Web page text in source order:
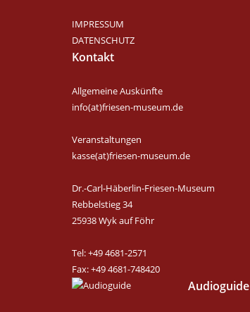
IMPRESSUM
DATENSCHUTZ
Kontakt
Allgemeine Auskünfte
info(at)friesen-museum.de
Veranstaltungen
kasse(at)friesen-museum.de
Dr.-Carl-Häberlin-Friesen-Museum
Rebbelstieg 34
25938 Wyk auf Föhr
Tel: +49 4681-2571
Fax: +49 4681-748420
Audioguide